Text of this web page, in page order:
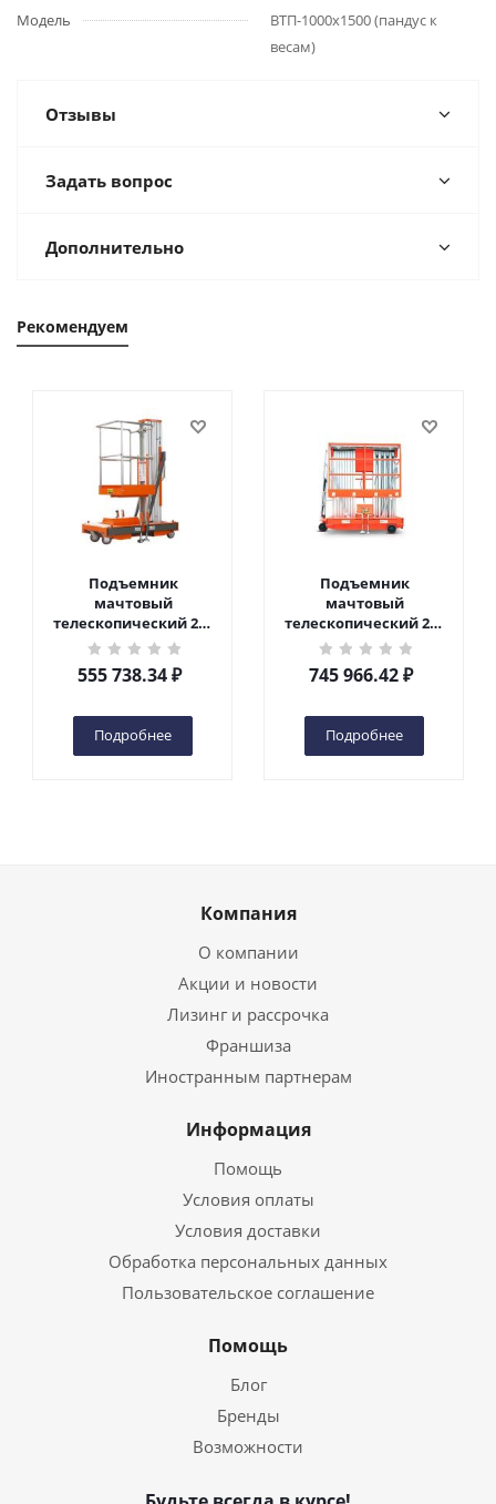
Модель
ВТП-1000х1500 (пандус к
весам)
Отзывы
Задать вопрос
Дополнительно
Рекомендуем
Подъемник
мачтовый
телескопический 200
кг 6 м TOR GTWY6-200S
DC 2-мачтовый
(автономный) (G) в
555 738.34₽
Подробнее
Подъемник
мачтовый
телескопический 200
кг 10 м TOR GTWY10-
200S DC 2-мачтовый
(автономный) (N) в
745 966.42₽
Подробнее
Компания
О компании
Акции и новости
Лизинг и рассрочка
Франшиза
Иностранным партнерам
Информация
Помощь
Условия оплаты
Условия доставки
Обработка персональных данных
Пользовательское соглашение
Помощь
Блог
Бренды
Возможности